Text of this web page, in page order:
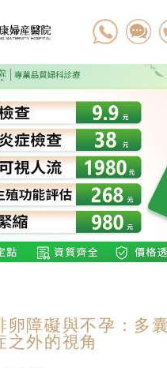
卵障礙與不孕：多
之外的視角